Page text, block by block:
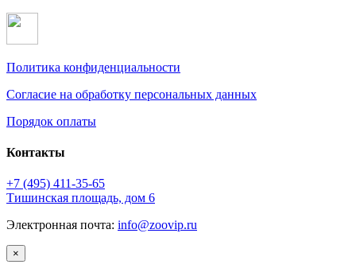
Политика конфиденциальности
Согласие на обработку персональных данных
Порядок оплаты
Контакты
+7 (495) 411-35-65
Тишинская площадь, дом 6
Электронная почта: info@zoovip.ru
×